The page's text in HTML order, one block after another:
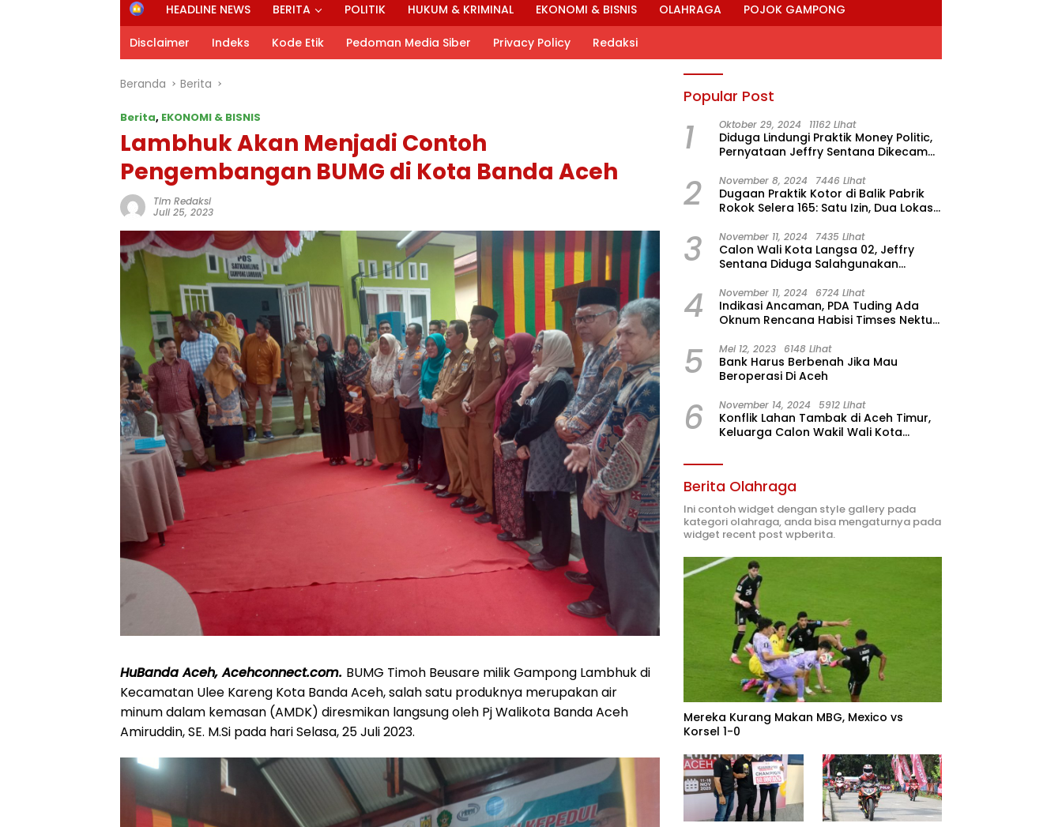
H
o
m
e
HEADLINE NEWS BERITA POLITIK HUKUM & KRIMINAL EKONOMI & BISNIS OLAHRAGA POJOK GAMPONG
Disclaimer Indeks Kode Etik Pedoman Media Siber Privacy Policy Redaksi
Beranda Berita
Berita, EKONOMI & BISNIS
Lambhuk Akan Menjadi Contoh
Pengembangan BUMG di Kota Banda Aceh
Tim Redaksi
Juli 25, 2023
HuBanda Aceh, Acehconnect.com. BUMG Timoh Beusare milik Gampong Lambhuk di
Kecamatan Ulee Kareng Kota Banda Aceh, salah satu produknya merupakan air
minum dalam kemasan (AMDK) diresmikan langsung oleh Pj Walikota Banda Aceh
Amiruddin, SE. M.Si pada hari Selasa, 25 Juli 2023.
Popular Post
1 Oktober 29, 2024 11162 Lihat
Diduga Lindungi Praktik Money Politic,
Pernyataan Jeffry Sentana Dikecam
2 November 8, 2024 7446 Lihat
Dugaan Praktik Kotor di Balik Pabrik
Rokok Selera 165: Satu Izin, Dua Lokasi
3 November 11, 2024 7435 Lihat
Calon Wali Kota Langsa 02, Jeffry
Sentana Diduga Salahgunakan
4 November 11, 2024 6724 Lihat
Indikasi Ancaman, PDA Tuding Ada
Oknum Rencana Habisi Timses Nektu-
5 Mei 12, 2023 6148 Lihat
Bank Harus Berbenah Jika Mau
Beroperasi Di Aceh
6 November 14, 2024 5912 Lihat
Konflik Lahan Tambak di Aceh Timur,
Keluarga Calon Wakil Wali Kota
Berita Olahraga
Ini contoh widget dengan style gallery pada
kategori olahraga, anda bisa mengaturnya pada
widget recent post wpberita.
Mereka Kurang Makan MBG, Mexico vs
Korsel 1-0